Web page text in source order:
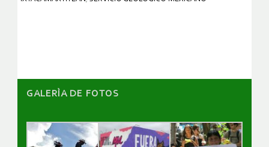
GALERÌA DE FOTOS